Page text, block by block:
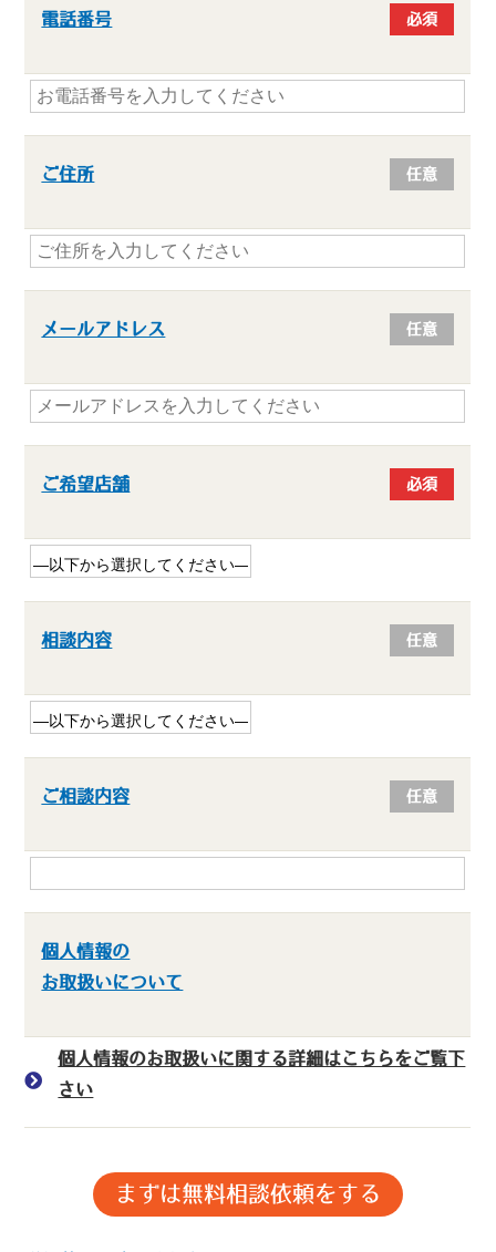
電話番号 必須
ご住所 任意
メールアドレス 任意
ご希望店舗 必須
相談内容 任意
ご相談内容 任意
個人情報の
お取扱いについて
個人情報のお取扱いに関する詳細はこちらをご覧下
さい